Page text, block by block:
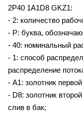
2P40 1A1D8 GKZ1:
- 2: количество
- P: буква,
- 40: номинальный
- 1: способ
распределение
- A1: золотник
- D8: золотник
слив в бак;